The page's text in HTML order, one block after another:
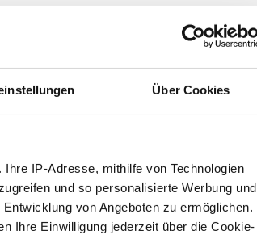
Über Cookies
IP-Adresse, mithilfe von Technologien
und so personalisierte Werbung und
von Angeboten zu ermöglichen.
Ihre Einwilligung jederzeit über die Cookie-